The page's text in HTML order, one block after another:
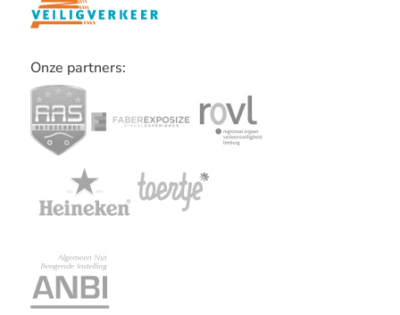
Onze partners:
Lees
verder
over
partners